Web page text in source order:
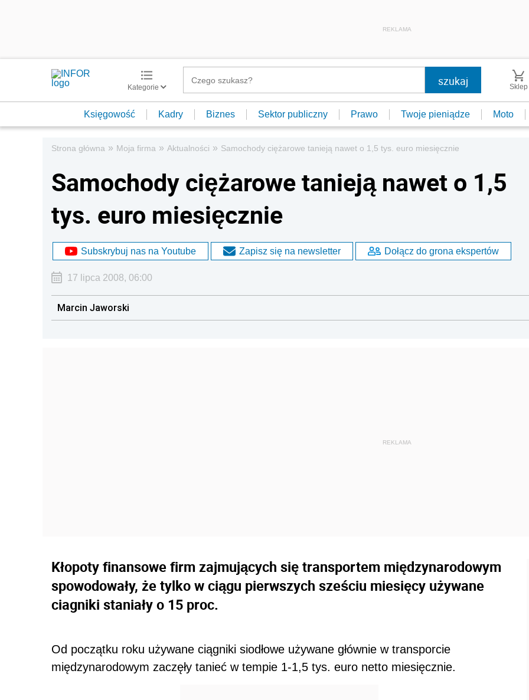
REKLAMA
Kategorie Sklep
Księgowość Kadry Biznes Sektor publiczny Prawo Twoje pieniądze Moto
Strona główna » Moja firma » Aktualności » Samochody ciężarowe tanieją nawet o 1,5 tys. euro miesięcznie
Samochody ciężarowe tanieją nawet o 1,5
tys. euro miesięcznie
Subskrybuj nas na Youtube Zapisz się na newsletter Dołącz do grona ekspertów
17 lipca 2008, 06:00
Marcin Jaworski
Kłopoty finansowe firm zajmujących się transportem międzynarodowym
spowodowały, że tylko w ciągu pierwszych sześciu miesięcy używane
ciagniki staniały o 15 proc.
Od początku roku używane ciągniki siodłowe używane głównie w transporcie
międzynarodowym zaczęły tanieć w tempie 1-1,5 tys. euro netto miesięcznie.